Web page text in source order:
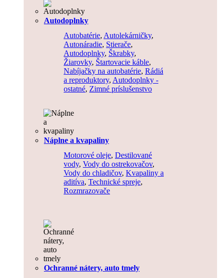
Autodoplnky
Autobatérie, Autolekárničky,
Autonáradie, Stierače,
Autodoplnky, Škrabky,
Žiarovky, Štartovacie káble,
Nabíjačky na autobatérie, Rádiá
a reproduktory, Autodoplnky -
ostatné, Zimné príslušenstvo
Náplne a kvapaliny
Motorové oleje, Destilované
vody, Vody do ostrekovačov,
Vody do chladičov, Kvapaliny a
aditíva, Technické spreje,
Rozmrazovače
Ochranné nátery, auto tmely